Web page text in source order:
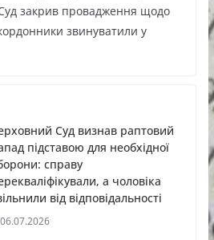
закрив провадження щодо
звинуватили у
Суд визнав раптовий
підставою для необхідної
справу
а чоловіка
від відповідальності
06.07.2026